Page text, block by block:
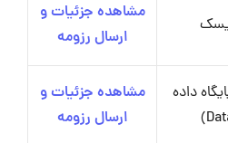
مشاهده جزئیات و
ارسال رزومه
داده
مشاهده جزئیات و
ارسال رزومه